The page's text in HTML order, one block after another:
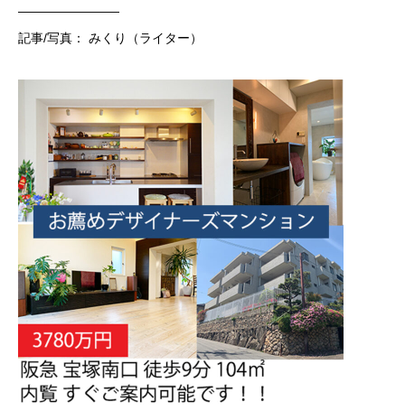
————————
記事/写真： みくり（ライター）